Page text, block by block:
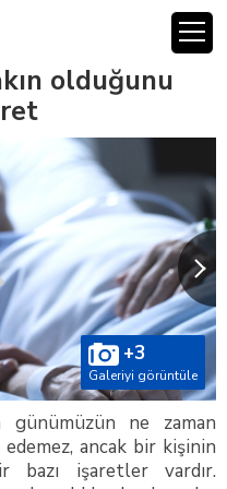
olduğunu
+3
Galeriyi görüntüle
ne zaman
ancak bir kişinin
bazı işaretler vardır.